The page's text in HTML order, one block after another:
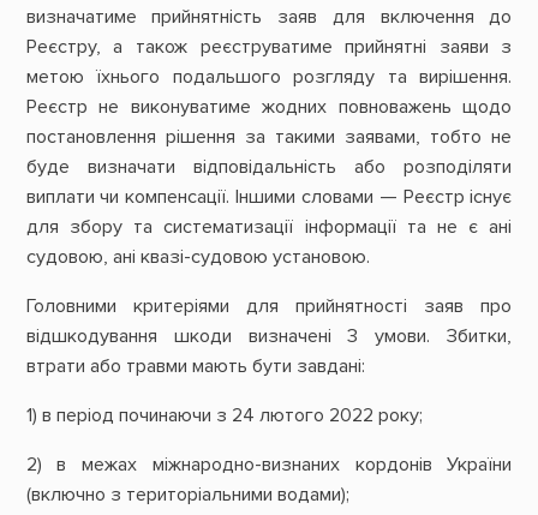
визначатиме прийнятність заяв для включення до
Реєстру, а також реєструватиме прийнятні заяви з
метою їхнього подальшого розгляду та вирішення.
Реєстр не виконуватиме жодних повноважень щодо
постановлення рішення за такими заявами, тобто не
буде визначати відповідальність або розподіляти
виплати чи компенсації. Іншими словами — Реєстр існує
для збору та систематизації інформації та не є ані
судовою, ані квазі-судовою установою.
Головними критеріями для прийнятності заяв про
відшкодування шкоди визначені 3 умови. Збитки,
втрати або травми мають бути завдані:
1) в період починаючи з 24 лютого 2022 року;
2) в межах міжнародно-визнаних кордонів України
(включно з територіальними водами);